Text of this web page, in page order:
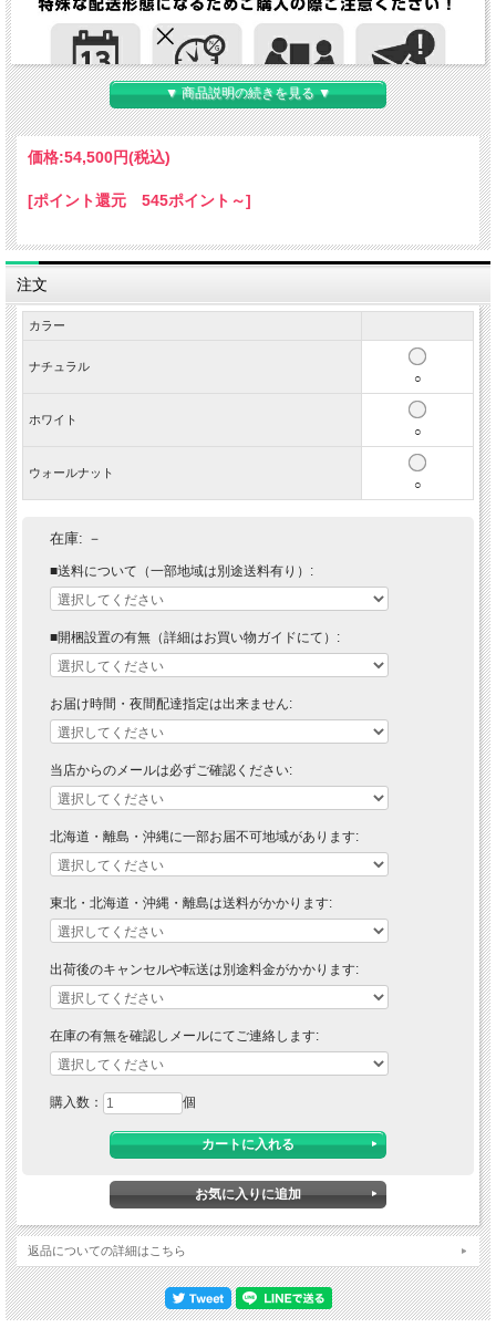
▼ 商品説明の続きを見る ▼
価格:54,500円(税込)
[ポイント還元 545ポイント～]
注文
カラー
ナチュラル
○
ホワイト
○
ウォールナット
○
在庫: －
■送料について（一部地域は別途送料有り）:
■開梱設置の有無（詳細はお買い物ガイドにて）:
お届け時間・夜間配達指定は出来ません:
当店からのメールは必ずご確認ください:
北海道・離島・沖縄に一部お届不可地域があります:
東北・北海道・沖縄・離島は送料がかかります:
出荷後のキャンセルや転送は別途料金がかかります:
在庫の有無を確認しメールにてご連絡します:
購入数： 個
返品についての詳細はこちら